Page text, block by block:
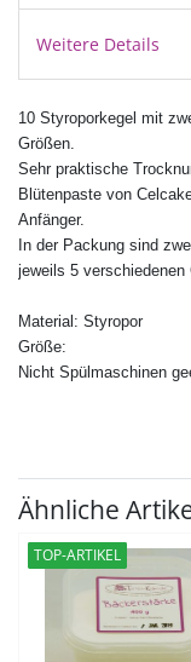
Weitere Details
10 Styroporkegel mit
Größen.
Sehr praktische
Blütenpaste von
Anfänger.
In der Packung sind
jeweils 5 verschiedenen
Material: Styropor
Größe:
Nicht Spülmaschinen
Ähnliche
TOP-ARTIKEL